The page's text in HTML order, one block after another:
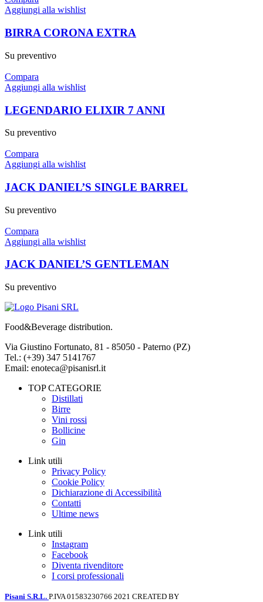
Aggiungi alla wishlist
BIRRA CORONA EXTRA
Su preventivo
Compara
Aggiungi alla wishlist
LEGENDARIO ELIXIR 7 ANNI
Su preventivo
Compara
Aggiungi alla wishlist
JACK DANIEL’S SINGLE BARREL
Su preventivo
Compara
Aggiungi alla wishlist
JACK DANIEL’S GENTLEMAN
Su preventivo
Food&Beverage distribution.
Via Giustino Fortunato, 81 - 85050 - Paterno (PZ)
Tel.: (+39) 347 5141767
Email: enoteca@pisanisrl.it
TOP CATEGORIE
Distillati
Birre
Vini rossi
Bollicine
Gin
Link utili
Privacy Policy
Cookie Policy
Dichiarazione di Accessibilità
Contatti
Ultime news
Link utili
Instagram
Facebook
Diventa rivenditore
I corsi professionali
Pisani S.R.L. P.IVA 01583230766 2021 CREATED BY